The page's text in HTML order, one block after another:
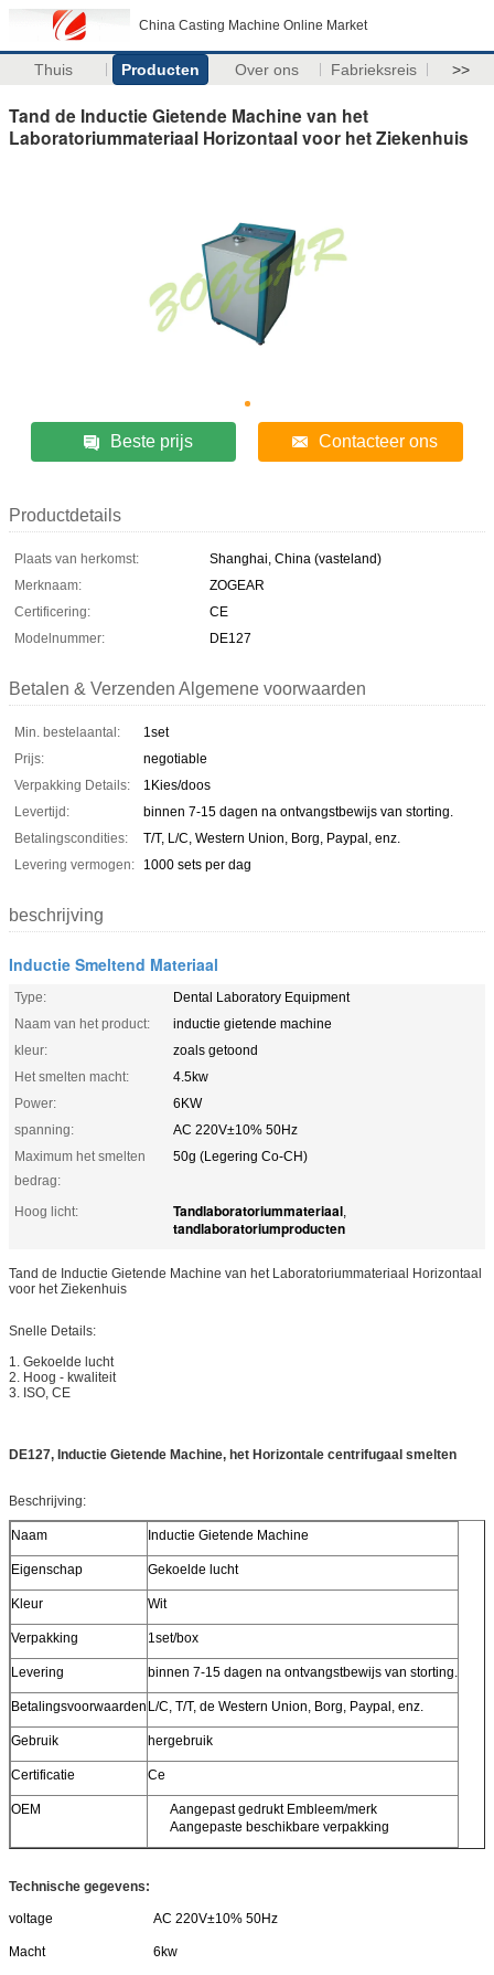
China Casting Machine Online Market
Thuis Producten Over ons Fabrieksreis >>
Tand de Inductie Gietende Machine van het
Laboratoriummateriaal Horizontaal voor het Ziekenhuis
Beste prijs Contacteer ons
Productdetails
Plaats van herkomst:
Shanghai, China (vasteland)
Merknaam:
ZOGEAR
Certificering:
CE
Modelnummer:
DE127
Betalen & Verzenden Algemene voorwaarden
Min. bestelaantal:
1set
Prijs:
negotiable
Verpakking Details:
1Kies/doos
Levertijd:
binnen 7-15 dagen na ontvangstbewijs van storting.
Betalingscondities:
T/T, L/C, Western Union, Borg, Paypal, enz.
Levering vermogen:
1000 sets per dag
beschrijving
Inductie Smeltend Materiaal
Type:
Dental Laboratory Equipment
Naam van het product:
inductie gietende machine
kleur:
zoals getoond
Het smelten macht:
4.5kw
Power:
6KW
spanning:
AC 220V±10% 50Hz
Maximum het smelten
bedrag:
50g (Legering Co-CH)
Hoog licht: Tandlaboratoriummateriaal,
tandlaboratoriumproducten
Tand de Inductie Gietende Machine van het Laboratoriummateriaal Horizontaal
voor het Ziekenhuis
Snelle Details:
1. Gekoelde lucht
2. Hoog - kwaliteit
3. ISO, CE
DE127, Inductie Gietende Machine, het Horizontale centrifugaal smelten
Beschrijving:
Naam Inductie Gietende Machine
Eigenschap Gekoelde lucht
Kleur Wit
Verpakking 1set/box
Levering binnen 7-15 dagen na ontvangstbewijs van storting.
Betalingsvoorwaarden L/C, T/T, de Western Union, Borg, Paypal, enz.
Gebruik hergebruik
Certificatie Ce
OEM
Aangepast gedrukt Embleem/merk
Aangepaste beschikbare verpakking
Technische gegevens:
voltage AC 220V±10% 50Hz
Macht 6kw